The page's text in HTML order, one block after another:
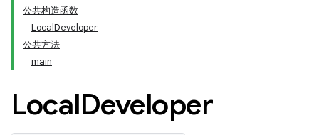
公共构造函数
LocalDeveloper
公共方法
main
LocalDeveloper